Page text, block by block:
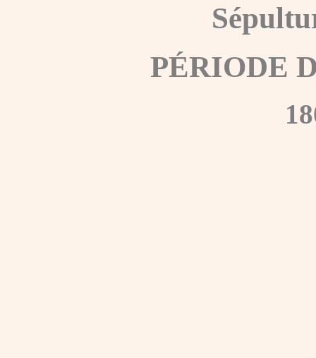
PÉRIODE